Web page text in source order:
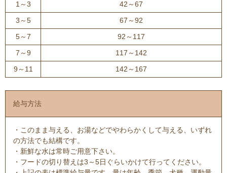
1～3
42～67
3～5
67～92
5～7
92～117
7～9
117～142
9～11
142～167
給与方法
・このまま与える、お湯などでやわらかくして与える、いずれ
の方法でも結構です。
・新鮮な水は常時ご用意下さい。
・フードの切り替えは3～5日ぐらいかけて行ってください。